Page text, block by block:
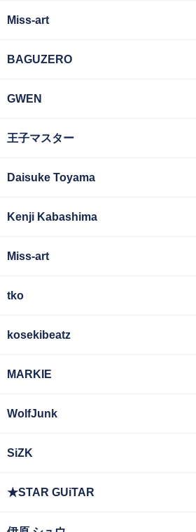
Miss-art
BAGUZERO
GWEN
王子マスター
Daisuke Toyama
Kenji Kabashima
Miss-art
tko
kosekibeatz
MARKIE
WolfJunk
SiZK
★STAR GUiTAR